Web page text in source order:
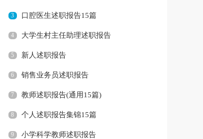
3 口腔医生述职报告15篇
4 大学生村主任助理述职报告
5 新人述职报告
6 销售业务员述职报告
7 教师述职报告(通用15篇)
8 个人述职报告集锦15篇
9 小学科学教师述职报告